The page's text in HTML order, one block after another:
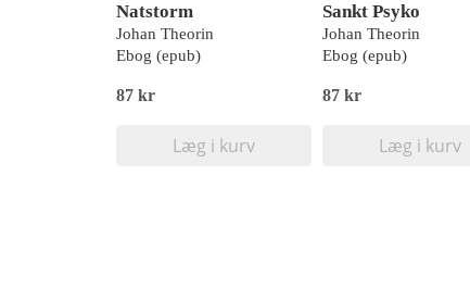
Natstorm
Johan Theorin
Ebog (epub)
87 kr
Læg i kurv
Sankt Psyko
Johan Theorin
Ebog (epub)
87 kr
Læg i kurv